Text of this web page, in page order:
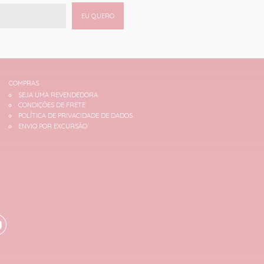
EU QUERO
COMPRAS
SEJA UMA REVENDEDORA
CONDIÇÕES DE FRETE
POLÍTICA DE PRIVACIDADE DE DADOS
ENVIO POR EXCURSÃO